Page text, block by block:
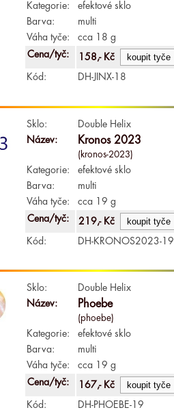
Kategorie:
efektové sklo
Barva:
multi
Váha tyče:
cca 18 g
Cena/tyč:
158,- Kč
Kód: DH-JINX-18
Sklo:
Double Helix
Název:
Kronos 2023
(kronos-2023)
Kategorie:
efektové sklo
Barva:
multi
Váha tyče:
cca 19 g
Cena/tyč:
219,- Kč
Kód: DH-KRONOS2023-19
Sklo:
Double Helix
Název:
Phoebe
(phoebe)
Kategorie:
efektové sklo
Barva:
multi
Váha tyče:
cca 19 g
Cena/tyč:
167,- Kč
Kód: DH-PHOEBE-19